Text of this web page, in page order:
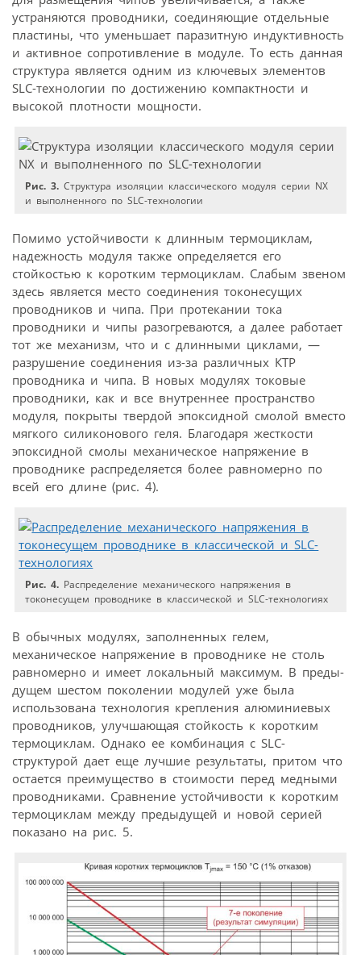
устраняются проводники, соединяющие отдельные
пластины, что уменьшает паразитную индуктивность
и активное сопротивление в модуле. То есть данная
структура является одним из ключевых элементов
SLC-технологии по достижению компактности и
высокой плотности мощности.
Рис. 3. Структура изоляции классического модуля серии NX
и выполненного по SLC-технологии
Помимо устойчивости к длинным термоциклам,
надежность модуля также определяется его
стойкостью к коротким термоциклам. Слабым звеном
здесь является место соединения токонесущих
проводников и чипа. При протекании тока
проводники и чипы разогреваются, а далее работает
тот же механизм, что и с длинными циклами, —
разрушение соединения из-за различных КТР
проводника и чипа. В новых модулях токовые
проводники, как и все внутреннее пространство
модуля, покрыты твердой эпоксидной смолой вместо
мягкого силиконового геля. Благодаря жесткости
эпоксидной смолы механическое напряжение в
проводнике распределяется более равномерно по
всей его длине (рис. 4).
Рис. 4. Распределение механического напряжения в
токонесущем проводнике в классической и SLC-технологиях
В обычных модулях, заполненных гелем,
механическое напряжение в проводнике не столь
равномерно и имеет локальный максимум. В преды­
дущем шестом поколении модулей уже была
использована технология крепления алюминиевых
проводников, улучшающая стойкость к коротким
термоциклам. Однако ее комбинация с SLC-
структурой дает еще лучшие результаты, притом что
остается преимущество в стоимости перед медными
проводниками. Сравнение устойчивости к коротким
термоциклам между предыдущей и новой серией
показано на рис. 5.